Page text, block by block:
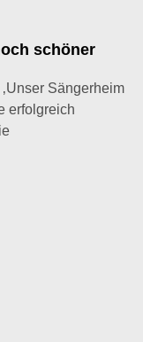
schöner
Sängerheim
erfolgreich